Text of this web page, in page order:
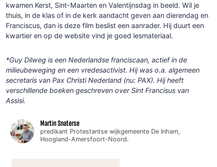
kwamen Kerst, Sint-Maarten en Valentijnsdag in beeld. Wil je
thuis, in de klas of in de kerk aandacht geven aan dierendag en
Franciscus, dan is deze film beslist een aanrader. Hij duurt een
kwartier en op de website vind je goed lesmateriaal.
*Guy Dilweg is een Nederlandse franciscaan, actief in de
milieubeweging en een vredesactivist. Hij was o.a. algemeen
secretaris van Pax Christi Nederland (nu: PAX). Hij heeft
verschillende boeken geschreven over Sint Francisus van
Assisi.
Martin Snaterse
predikant Protestantse wijkgemeente De Inham,
Hoogland-Amersfoort-Noord.